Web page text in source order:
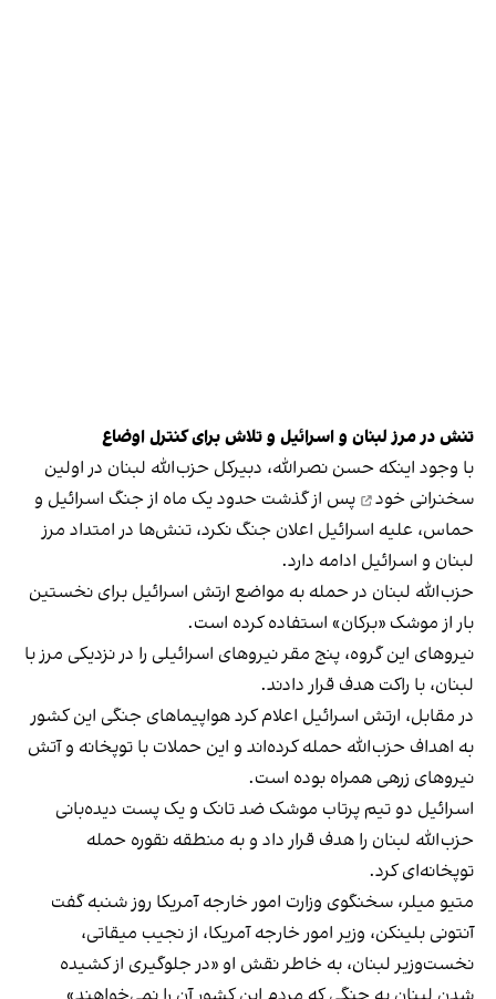
تنش‌ در مرز لبنان و اسرائیل و تلاش برای کنترل اوضاع
با وجود اینکه حسن نصرالله، دبیرکل حزب‌الله لبنان دراولین
سخنرانی خود
پس از گذشت حدود یک ماه از جنگ اسرائیل و
حماس، علیه اسرائیل اعلان جنگ نکرد، تنش‌ها در امتداد مرز
لبنان و اسرائیل ادامه دارد.
حزب‌الله لبنان در حمله به مواضع ارتش اسرائیل برای نخستین
بار از موشک «برکان» استفاده کرده است.
نیروهای این گروه، پنج مقر نیروهای اسرائیلی را در نزدیکی مرز با
لبنان، با راکت هدف قرار دادند.
در مقابل، ارتش اسرائیل اعلام کرد هواپیماهای جنگی این کشور
به اهداف حزب‌الله حمله کرده‌اند و این حملات با توپخانه و آتش
نیروهای زرهی همراه بوده است.
اسرائیل دو تیم پرتاب موشک ضد تانک و یک پست دیده‌بانی
حزب‌الله لبنان را هدف قرار داد و به منطقه نقوره حمله
توپخانه‌ای کرد.
متیو میلر، سخنگوی وزارت امور خارجه آمریکا روز شنبه گفت
آنتونی بلینکن، وزیر امور خارجه آمریکا، از نجیب میقاتی،
نخست‌وزیر لبنان، به خاطر نقش او «در جلوگیری از کشیده